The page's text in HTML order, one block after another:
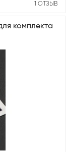
1 ОТЗЫВ
комплекта